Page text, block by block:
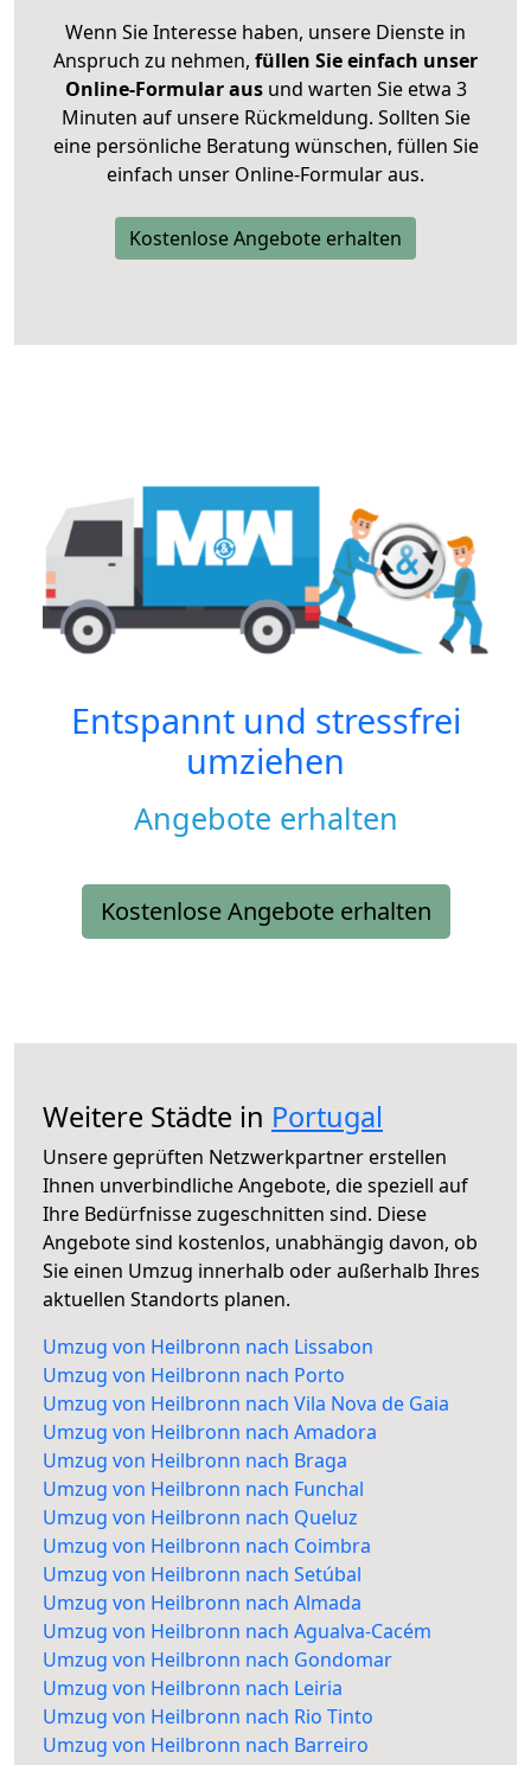
Wenn Sie Interesse haben, unsere Dienste in
Anspruch zu nehmen, füllen Sie einfach unser
Online-Formular ausund warten Sie etwa 3
Minuten auf unsere Rückmeldung. Sollten Sie
eine persönliche Beratung wünschen, füllen Sie
einfach unser Online-Formular aus.
Kostenlose Angebote erhalten
Entspannt und stressfrei
umziehen
Angebote erhalten
Kostenlose Angebote erhalten
Weitere Städte in Portugal
Unsere geprüften Netzwerkpartner erstellen
Ihnen unverbindliche Angebote, die speziell auf
Ihre Bedürfnisse zugeschnitten sind. Diese
Angebote sind kostenlos, unabhängig davon, ob
Sie einen Umzug innerhalb oder außerhalb Ihres
aktuellen Standorts planen.
Umzug von Heilbronn nach Lissabon
Umzug von Heilbronn nach Porto
Umzug von Heilbronn nach Vila Nova de Gaia
Umzug von Heilbronn nach Amadora
Umzug von Heilbronn nach Braga
Umzug von Heilbronn nach Funchal
Umzug von Heilbronn nach Queluz
Umzug von Heilbronn nach Coimbra
Umzug von Heilbronn nach Setúbal
Umzug von Heilbronn nach Almada
Umzug von Heilbronn nach Agualva-Cacém
Umzug von Heilbronn nach Gondomar
Umzug von Heilbronn nach Leiria
Umzug von Heilbronn nach Rio Tinto
Umzug von Heilbronn nach Barreiro